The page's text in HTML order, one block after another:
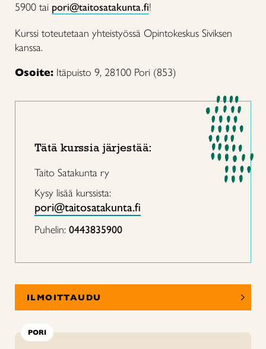
5900 tai pori@taitosatakunta.fi!
Kurssi toteutetaan yhteistyössä Opintokeskus Siviksen
kanssa.
Osoite: Itäpuisto 9, 28100 Pori (853)
Tätä kurssia järjestää:
Taito Satakunta ry
Kysy lisää kurssista:
pori@taitosatakunta.fi
Puhelin: 0443835900
ILMOITTAUDU
PORI